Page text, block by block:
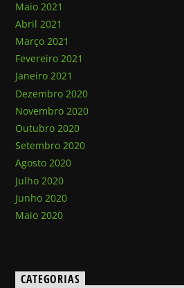
Maio 2021
Abril 2021
Março 2021
Fevereiro 2021
Janeiro 2021
Dezembro 2020
Novembro 2020
Outubro 2020
Setembro 2020
Agosto 2020
Julho 2020
Junho 2020
Maio 2020
CATEGORIAS